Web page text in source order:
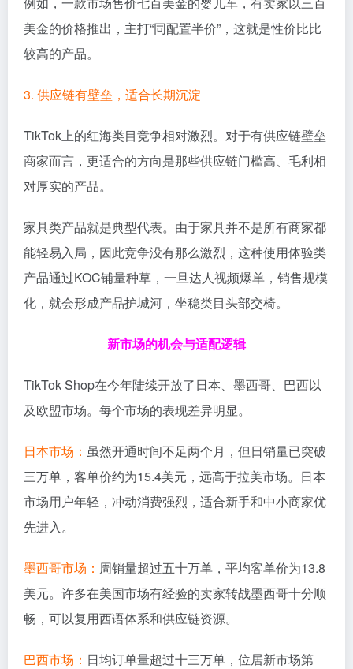
美金的价格推出，主打“同配置半价”，这就是性价比比
较高的产品。
3. 供应链有壁垒，适合长期沉淀
TikTok上的红海类目竞争相对激烈。对于有供应链壁垒
商家而言，更适合的方向是那些供应链门槛高、毛利相
对厚实的产品。
家具类产品就是典型代表。由于家具并不是所有商家都
能轻易入局，因此竞争没有那么激烈，这种使用体验类
产品通过KOC铺量种草，一旦达人视频爆单，销售规模
化，就会形成产品护城河，坐稳类目头部交椅。
新市场的机会与适配逻辑
TikTok Shop在今年陆续开放了日本、墨西哥、巴西以
及欧盟市场。每个市场的表现差异明显。
日本市场： 虽然开通时间不足两个月，但日销量已突破
三万单，客单价约为15.4美元，远高于拉美市场。日本
市场用户年轻，冲动消费强烈，适合新手和中小商家优
先进入。
墨西哥市场： 周销量超过五十万单，平均客单价为13.8
美元。许多在美国市场有经验的卖家转战墨西哥十分顺
畅，可以复用西语体系和供应链资源。
巴西市场： 日均订单量超过十三万单，位居新市场第